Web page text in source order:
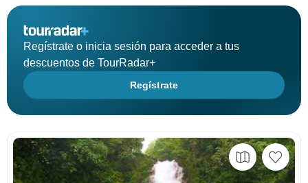
Regístrate o inicia sesión para acceder a tus
descuentos de TourRadar+
Regístrate